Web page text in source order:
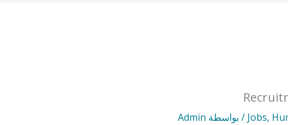
Jobs, / بواسطة Admin